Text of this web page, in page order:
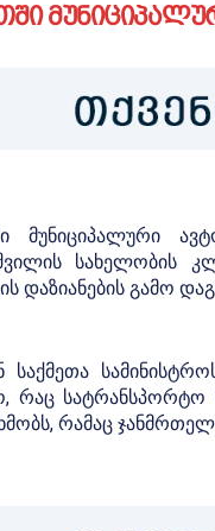
მუნიციპალური
სახელობის
დაზიანების გამო
საქმეთა
რაც სატრანსპორტო
რამაც